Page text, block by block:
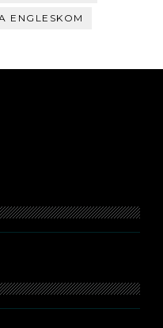
ENGLESKOM